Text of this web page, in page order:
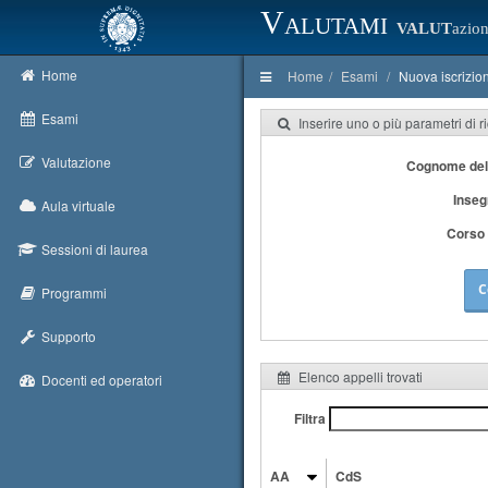
Valutami VALUT
Home
Esami
Valutazione
Aula virtuale
Sessioni di laurea
Programmi
Supporto
Docenti ed operatori
Home Esami Nuova
Inserire uno o più parametri di
Cognome
Corso
Elenco appelli trovati
Filtra
AA CdS